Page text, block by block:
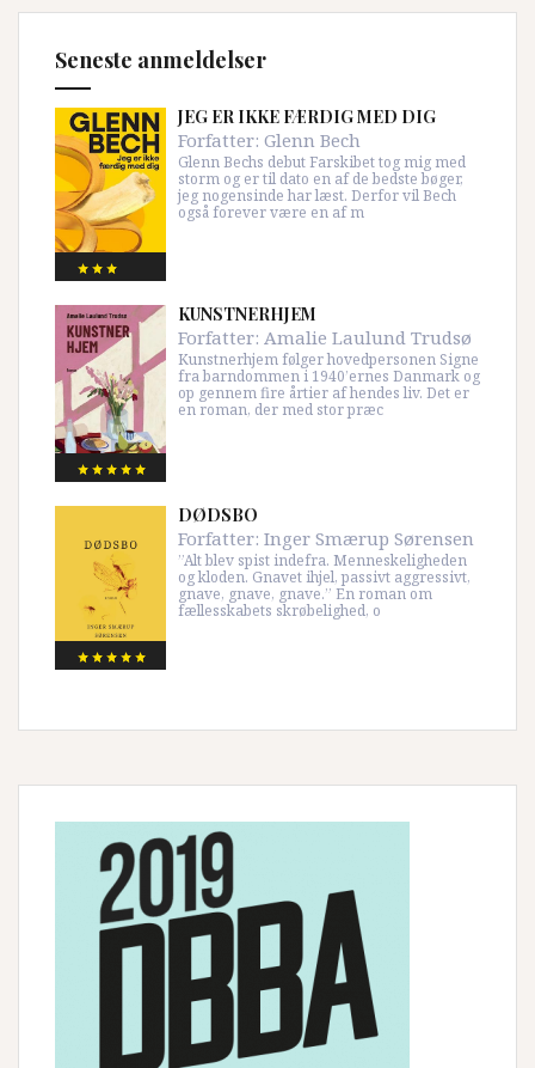
Seneste anmeldelser
JEG ER IKKE FÆRDIG MED DIG
Forfatter: Glenn Bech
Glenn Bechs debut Farskibet tog mig med
storm og er til dato en af de bedste bøger,
jeg nogensinde har læst. Derfor vil Bech
også forever være en af m
KUNSTNERHJEM
Forfatter: Amalie Laulund Trudsø
Kunstnerhjem følger hovedpersonen Signe
fra barndommen i 1940’ernes Danmark og
op gennem fire årtier af hendes liv. Det er
en roman, der med stor præc
DØDSBO
Forfatter: Inger Smærup Sørensen
”Alt blev spist indefra. Menneskeligheden
og kloden. Gnavet ihjel, passivt aggressivt,
gnave, gnave, gnave.” En roman om
fællesskabets skrøbelighed, o